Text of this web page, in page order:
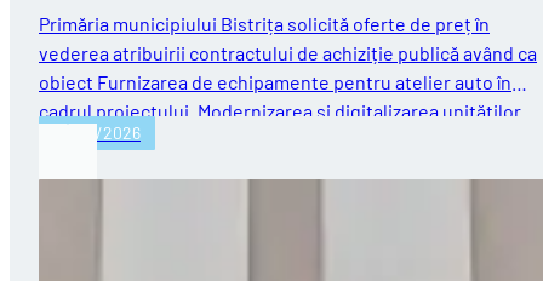
Primăria municipiului Bistrița solicită oferte de preț în
vederea atribuirii contractului de achiziție publică având ca
obiect Furnizarea de echipamente pentru atelier auto în
cadrul proiectului „Modernizarea și digitalizarea unităților…
27/03/2026